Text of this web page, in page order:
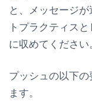
と、メッセージ
トプラクティス
に収めてください。
プッシュの以下
ます。